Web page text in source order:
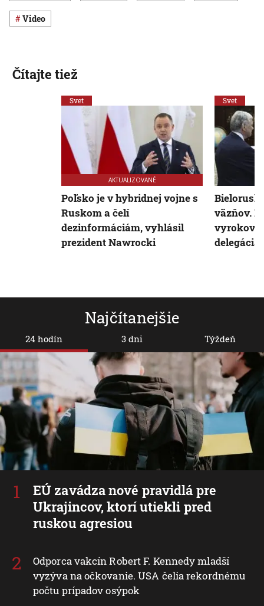
Video
Najčítanejšie
24 hodín
EÚ zavádza nové pravidlá pre
Ukrajincov, ktorí utiekli pred
ruskou agresiou
Odporca vakcín Robert F. Kennedy mladší
vyzýva na očkovanie. USA čelia rekordnému
počtu prípadov osýpok
3 dni Týždeň
Čítajte tiež
Svet
AKTUALIZOVANÉ
Poľsko je v hybridnej vojne s
Ruskom a čelí
dezinformáciám, vyhlásil
prezident Nawrocki
Svet
väzňov.
delegácia